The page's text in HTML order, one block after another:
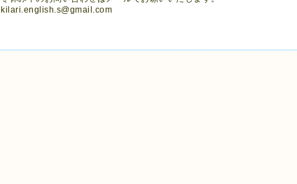
kilari.english.s@gmail.com